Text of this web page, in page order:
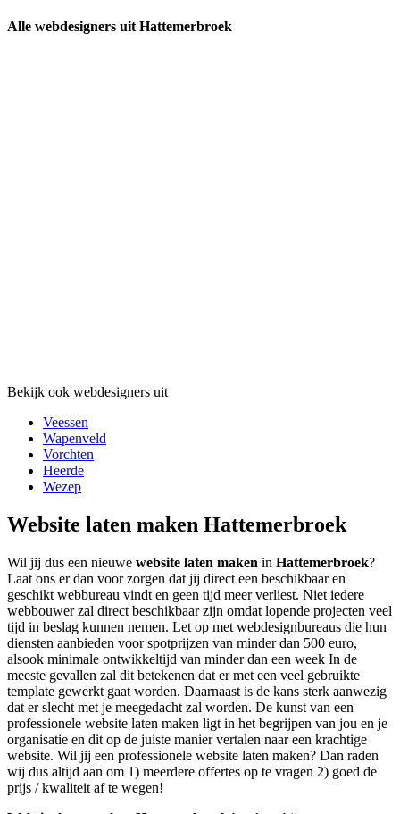
Alle webdesigners uit Hattemerbroek
Bekijk ook webdesigners uit
Veessen
Wapenveld
Vorchten
Heerde
Wezep
Website laten maken Hattemerbroek
Wil jij dus een nieuwe website laten maken in Hattemerbroek?
Laat ons er dan voor zorgen dat jij direct een beschikbaar en
geschikt webbureau vindt en geen tijd meer verliest. Niet iedere
webbouwer zal direct beschikbaar zijn omdat lopende projecten veel
tijd in beslag kunnen nemen. Let op met webdesignbureaus die hun
diensten aanbieden voor spotprijzen van minder dan 500 euro,
alsook minimale ontwikkeltijd van minder dan een week In de
meeste gevallen zal dit betekenen dat er met een veel gebruikte
template gewerkt gaat worden. Daarnaast is de kans sterk aanwezig
dat er slecht met je meegedacht zal worden. De kunst van een
professionele website laten maken ligt in het begrijpen van jou en je
organisatie en dit op de juiste manier vertalen naar een krachtige
website. Wil jij een professionele website laten maken? Dan raden
wij dus altijd aan om 1) meerdere offertes op te vragen 2) goed de
prijs / kwaliteit af te wegen!